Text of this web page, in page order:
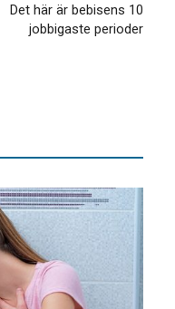
Det här är bebisens 10
jobbigaste perioder